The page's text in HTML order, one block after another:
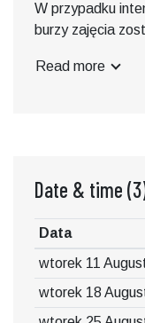
W przypadku
burzy zajęcia
Read more
Date & time
Data
wtorek 11
wtorek 18